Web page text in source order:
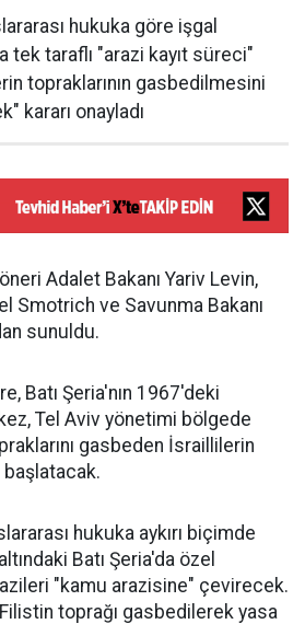
hukuka göre işgal
tek taraflı "arazi kayıt süreci"
topraklarının gasbedilmesini
kararı onayladı
Adalet Bakanı Yariv Levin,
Smotrich ve Savunma Bakanı
sunuldu.
Batı Şeria'nın 1967'deki
Tel Aviv yönetimi bölgede
gasbeden İsraillilerin
başlatacak.
hukuka aykırı biçimde
Batı Şeria'da özel
"kamu arazisine" çevirecek.
toprağı gasbedilerek yasa